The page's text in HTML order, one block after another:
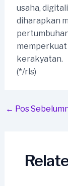
usaha,
diharapkan
kerakyatan.
(*/rls)
Post
← Pos